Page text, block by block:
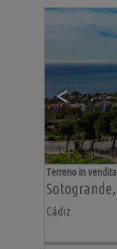
<
Sotogrande,
Cádiz
Terreno in vendita